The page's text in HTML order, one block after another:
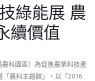
綠能展 農
續價值
科園區）為促進農業科技產
農科主題館」，以「2016